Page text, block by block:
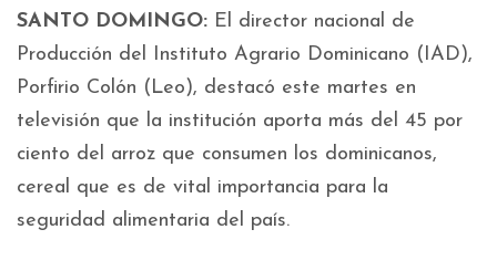
SANTO DOMINGO: El director nacional de
Producción del Instituto Agrario Dominicano (IAD),
Porfirio Colón (Leo), destacó este martes en
televisión que la institución aporta más del 45 por
ciento del arroz que consumen los dominicanos,
cereal que es de vital importancia para la
seguridad alimentaria del país.